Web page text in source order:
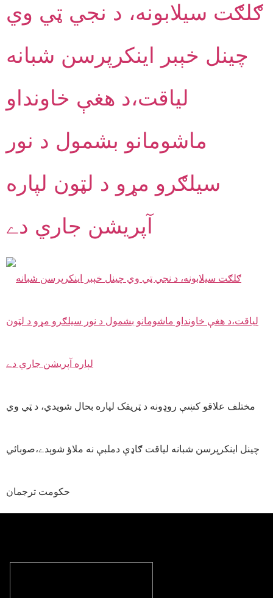
ګلګت سيلابونه، د نجي ټي وي
چينل خېبر اينکرپرسن شبانه
لياقت،د هغې خاونداو
ماشومانو بشمول د نور
سيلګرو مړو د لټون لپاره
آپريشن جاري دے
مختلف علاقو کښې روډونه د ټريفک لپاره بحال شويدي، د ټي وي
چينل اينکرپرسن شبانه لياقت ګاډې دملبې نه ملاؤ شوېدے،صوبائي
حکومت ترجمان